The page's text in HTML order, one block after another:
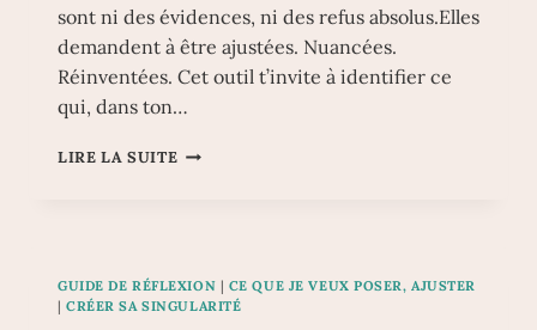
sont ni des évidences, ni des refus absolus.Elles
demandent à être ajustées. Nuancées.
Réinventées. Cet outil t’invite à identifier ce
qui, dans ton…
LIRE LA SUITE OUTIL
VEUX
AJUSTER,
GUIDE DE RÉFLEXION | CE QUE JE VEUX POSER, AJUSTER
|CRÉER SA SINGULARITÉ